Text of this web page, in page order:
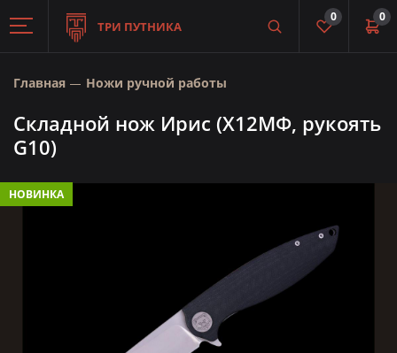
ТРИ ПУТНИКА
0
0
Главная Ножи ручной работы
Складной нож Ирис (Х12МФ, рукоять
G10)
НОВИНКА